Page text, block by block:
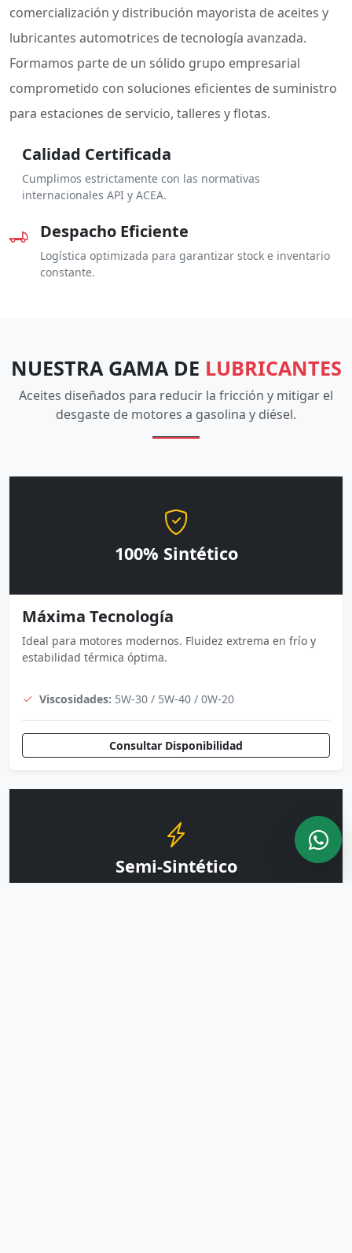
comercialización y distribución mayorista de aceites y
lubricantes automotrices de tecnología avanzada.
Formamos parte de un sólido grupo empresarial
comprometido con soluciones eficientes de suministro
para estaciones de servicio, talleres y flotas.
Calidad Certificada
Cumplimos estrictamente con las normativas
internacionales API y ACEA.
Despacho Eficiente
Logística optimizada para garantizar stock e inventario
constante.
NUESTRA GAMA DE LUBRICANTES
Aceites diseñados para reducir la fricción y mitigar el
desgaste de motores a gasolina y diésel.
100% Sintético
Máxima Tecnología
Ideal para motores modernos. Fluidez extrema en frío y
estabilidad térmica óptima.
Viscosidades: 5W-30 / 5W-40 / 0W-20
Consultar Disponibilidad
Semi-Sintético